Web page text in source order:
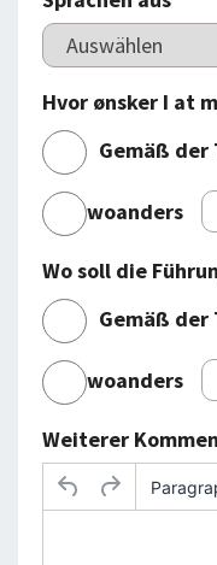
Hvor ønsker I at
Gemäß der
woanders
Wo soll die
Gemäß der
woanders
Weiterer